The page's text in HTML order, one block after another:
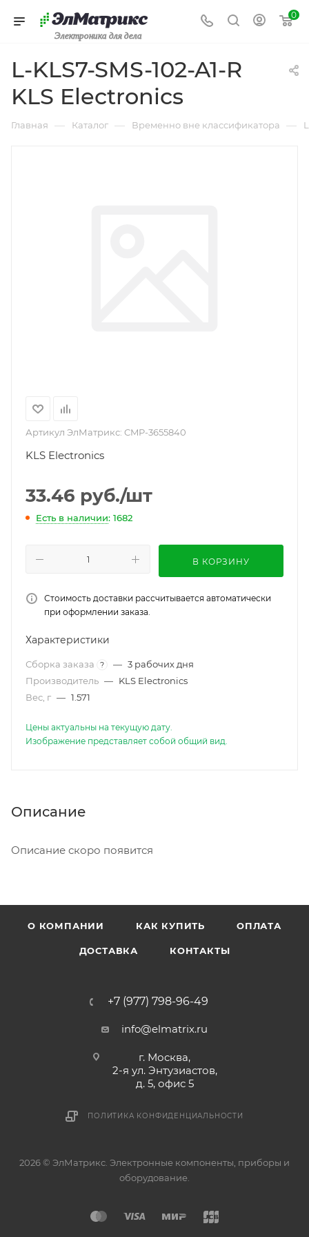
Электроника для дела
0
L-KLS7-SMS-102-A1-R
KLS Electronics
Главная — Каталог — Временно вне классификатора —
Артикул ЭлМатрикс: CMP-3655840
KLS Electronics
33.46 руб./шт
Есть в наличии: 1682
В КОРЗИНУ
Стоимость доставки рассчитывается автоматически
при оформлении заказа.
Характеристики
Сборка заказа ? — 3 рабочих дня
Производитель — KLS Electronics
Вес, г — 1.571
Цены актуальны на текущую дату.
Изображение представляет собой общий вид.
Описание
Описание скоро появится
О КОМПАНИИ КАК КУПИТЬ ОПЛАТА
ДОСТАВКА КОНТАКТЫ
+7 (977) 798-96-49
info@elmatrix.ru
г. Москва,
2-я ул. Энтузиастов,
д. 5, офис 5
ПОЛИТИКА КОНФИДЕНЦИАЛЬНОСТИ
2026 © ЭлМатрикс. Электронные компоненты, приборы и
оборудование.